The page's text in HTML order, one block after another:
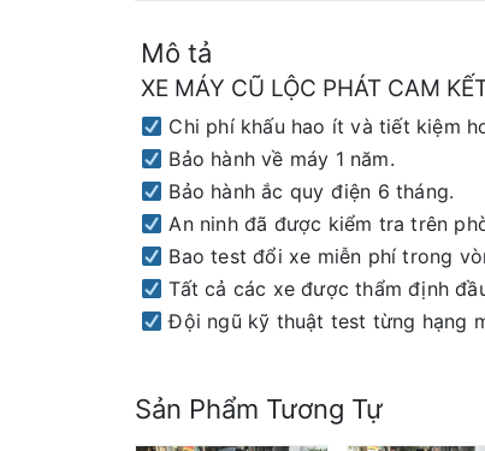
Mô tả
XE MÁY CŨ LỘC PHÁT CAM
Chi phí khấu hao ít và tiết kiệm
Bảo hành về máy 1 năm.
Bảo hành ắc quy điện 6 tháng.
An ninh đã được kiểm tra trên
Bao test đổi xe miễn phí trong
Tất cả các xe được thẩm định
Đội ngũ kỹ thuật test từng hạng
Sản Phẩm Tương Tự